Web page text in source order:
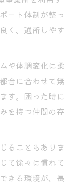
B型の取組み
業所の工夫
自己成長と喜
型の安心感と
る充実感の秘
ート体制が整っ
く、通所しやす
や体調変化に柔
合に合わせて無
す。困った時に
を持つ仲間の存
ることもありま
て徐々に慣れて
きる環境が、長